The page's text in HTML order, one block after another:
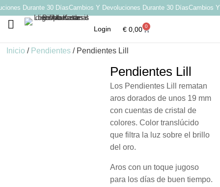
Durante 30 DíasCambios Y Devoluciones Durante 30 DíasCambios Y
Login €0,00 0
Inicio / Pendientes / Pendientes Lill
Pendientes Lill
Los Pendientes Lill rematan
aros dorados de unos 19 mm
con cuentas de cristal de
colores. Color translúcido
que filtra la luz sobre el brillo
del oro.
Aros con un toque jugoso
para los días de buen tiempo.